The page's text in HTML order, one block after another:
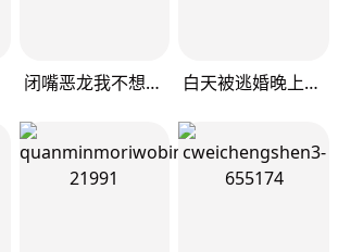
闭嘴恶龙我不想再跟你带孩子了 白天被逃婚晚上被奶凶指挥官求抱抱